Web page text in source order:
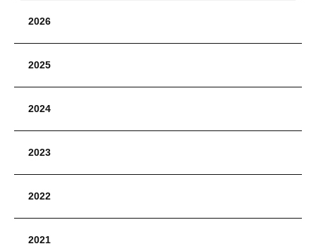
2026
2025
2024
2023
2022
2021